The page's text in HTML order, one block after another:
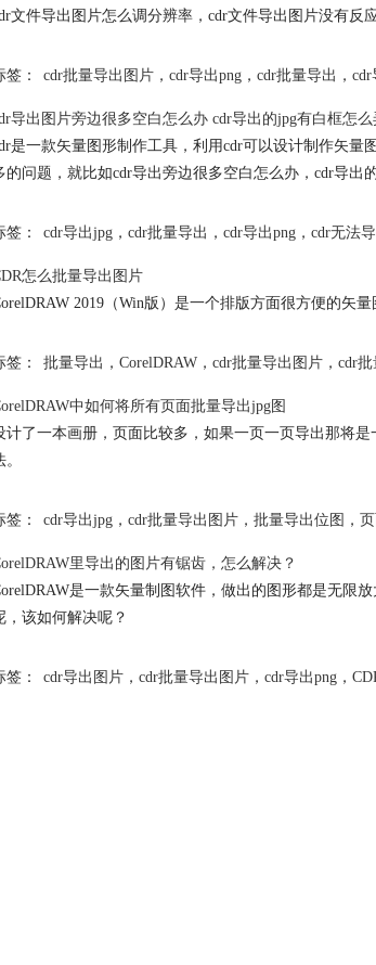
文件导出图片怎么调分辨率，cdr文件导出图片没有反
签： cdr批量导出图片 ， cdr导出png ， cdr批量导出 ， cdr
导出图片旁边很多空白怎么办 cdr导出的jpg有白框怎么
是一款矢量图形制作工具，利用cdr可以设计制作矢
的问题，就比如cdr导出旁边很多空白怎么办，cdr导出
签： cdr导出jpg ， cdr批量导出 ， cdr导出png ， cdr无法
怎么批量导出图片
2019（Win版）是一个排版方面很方便的矢
签： 批量导出 ， CorelDRAW ， cdr批量导出图片 ， cdr批
中如何将所有页面批量导出jpg图
计了一本画册，页面比较多，如果一页一页导出那将
签： cdr导出jpg ， cdr批量导出图片 ， 批量导出位图 ，
里导出的图片有锯齿，怎么解决？
是一款矢量制图软件，做出的图形都是无限
，该如何解决呢？
签： cdr导出图片 ， cdr批量导出图片 ， cdr导出png ，